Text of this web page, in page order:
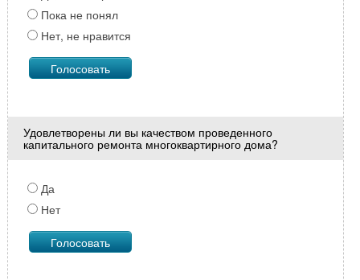
Пока не понял
Нет, не нравится
Удовлетворены ли вы качеством проведенного
капитального ремонта многоквартирного дома?
Да
Нет